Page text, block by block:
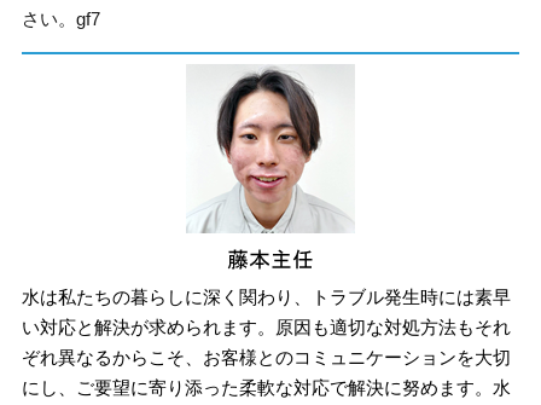
さい。gf7
水は私たちの暮らしに深く関わり、トラブル発生時には素早
い対応と解決が求められます。原因も適切な対処方法もそれ
ぞれ異なるからこそ、お客様とのコミュニケーションを大切
にし、ご要望に寄り添った柔軟な対応で解決に努めます。水